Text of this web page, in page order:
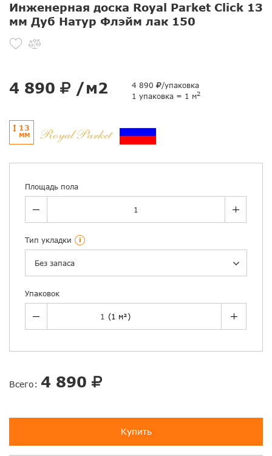
Инженерная доска Royal Parket Click 13
мм Дуб Натур Флэйм лак 150
4 890 /м2 4 890
/упаковка
1 упаковка = 1 м2
13
ММ
Площадь пола
Тип укладки i
Без запаса
Упаковок
Всего: 4 890
Купить